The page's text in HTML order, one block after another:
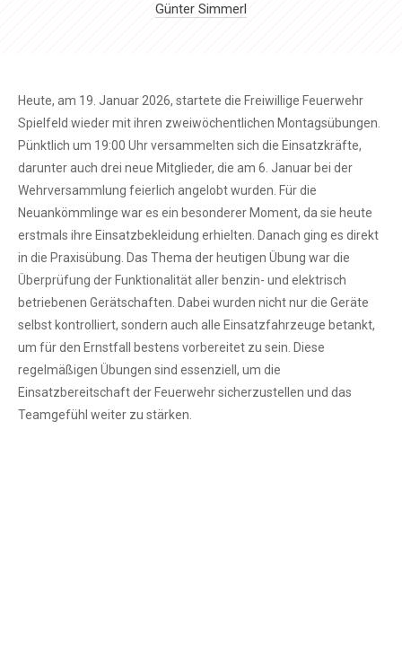
Günter Simmerl
Heute, am 19. Januar 2026, startete die Freiwillige Feuerwehr
Spielfeld wieder mit ihren zweiwöchentlichen Montagsübungen.
Pünktlich um 19:00 Uhr versammelten sich die Einsatzkräfte,
darunter auch drei neue Mitglieder, die am 6. Januar bei der
Wehrversammlung feierlich angelobt wurden. Für die
Neuankömmlinge war es ein besonderer Moment, da sie heute
erstmals ihre Einsatzbekleidung erhielten. Danach ging es direkt
in die Praxisübung. Das Thema der heutigen Übung war die
Überprüfung der Funktionalität aller benzin- und elektrisch
betriebenen Gerätschaften. Dabei wurden nicht nur die Geräte
selbst kontrolliert, sondern auch alle Einsatzfahrzeuge betankt,
um für den Ernstfall bestens vorbereitet zu sein. Diese
regelmäßigen Übungen sind essenziell, um die
Einsatzbereitschaft der Feuerwehr sicherzustellen und das
Teamgefühl weiter zu stärken.